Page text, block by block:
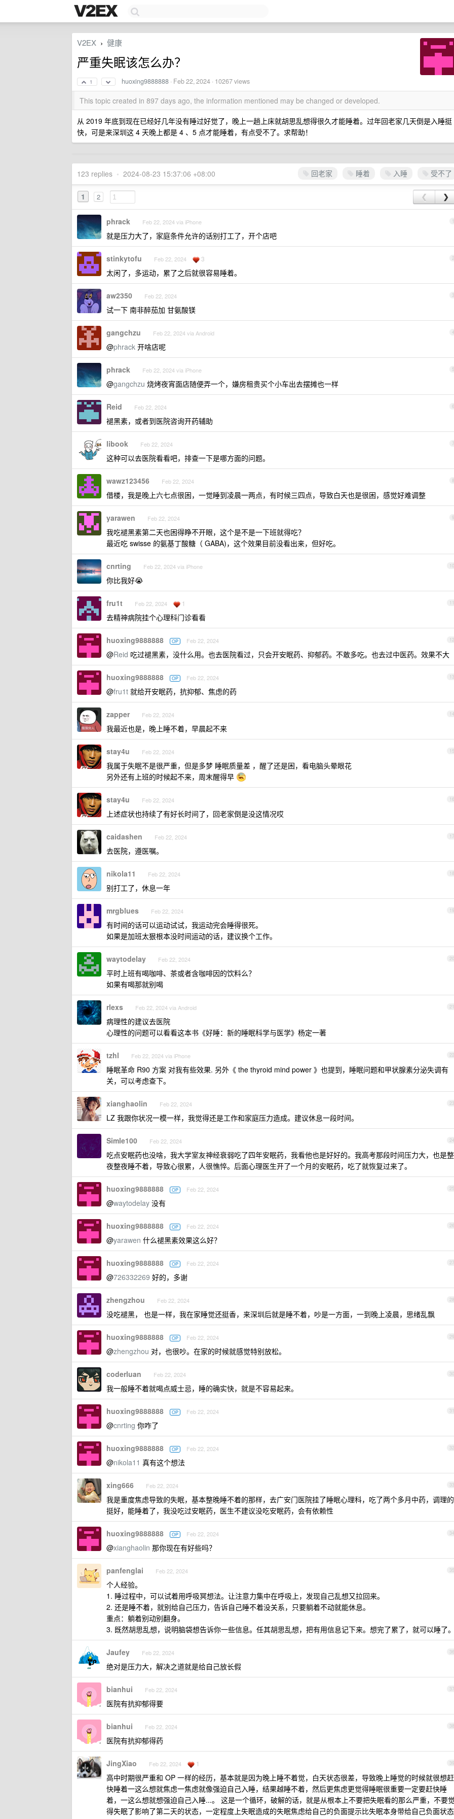
V2EX › 健康
严重失眠该怎么办？
1 huoxing9888888 · Feb 22, 2024 · 10267 views
This topic created in 897 days ago, the information mentioned may be changed or developed.
从 2019 年底到现在已经好几年没有睡过好觉了，晚上一趟上床就胡思乱想得很久才能睡着。过年回老家几天倒是入睡挺
快，可是来深圳这 4 天晚上都是 4 、5 点才能睡着，有点受不了。求帮助！
回老家 睡着 入睡 受不了
123 replies • 2024-08-23 15:37:06 +08:00
1 2 ❮ ❯
1
phrack Feb 22, 2024 via iPhone
就是压力大了，家庭条件允许的话别打工了，开个店吧
2
stinkytofu Feb 22, 2024 3
太闲了，多运动，累了之后就很容易睡着。
3
aw2350 Feb 22, 2024
试一下 南非醉茄加 甘氨酸镁
4
gangchzu Feb 22, 2024 via Android
@phrack 开啥店呢
5
phrack Feb 22, 2024 via iPhone
@gangchzu 烧烤夜宵面店随便弄一个，嫌房租贵买个小车出去摆摊也一样
6
Reid Feb 22, 2024
褪黑素，或者到医院咨询开药辅助
7
libook Feb 22, 2024
这种可以去医院看看吧，排查一下是哪方面的问题。
8
wawz123456 Feb 22, 2024
借楼，我是晚上六七点很困，一觉睡到凌晨一两点，有时候三四点，导致白天也是很困，感觉好难调整
9
yarawen Feb 22, 2024
我吃褪黑素第二天也困得睁不开眼，这个是不是一下班就得吃？
最近吃 swisse 的氨基丁酸糖（ GABA)，这个效果目前没看出来，但好吃。
10
cnrting Feb 22, 2024 via iPhone
你比我好😭
11
fru1t Feb 22, 2024 1
去精神病院挂个心理科门诊看看
12
huoxing9888888 OP Feb 22, 2024
@Reid 吃过褪黑素，没什么用。也去医院看过，只会开安眠药、抑郁药。不敢多吃。也去过中医药。效果不大
13
huoxing9888888 OP Feb 22, 2024
@fru1t 就给开安眠药，抗抑郁、焦虑的药
14
zapper Feb 22, 2024
我最近也是，晚上睡不着，早晨起不来
15
stay4u Feb 22, 2024
我属于失眠不是很严重，但是多梦 睡眠质量差 ，醒了还是困，看电脑头晕眼花
另外还有上班的时候起不来，周末醒得早
16
stay4u Feb 22, 2024
上述症状也持续了有好长时间了，回老家倒是没这情况哎
17
caidashen Feb 22, 2024
去医院，遵医嘱。
18
nikola11 Feb 22, 2024
别打工了，休息一年
19
mrgblues Feb 22, 2024
有时间的话可以运动试试，我运动完会睡得很死。
如果是加班太狠根本没时间运动的话，建议换个工作。
20
waytodelay Feb 22, 2024
平时上班有喝咖啡、茶或者含咖啡因的饮料么？
如果有喝那就别喝
21
rlexs Feb 22, 2024 via Android
病理性的建议去医院
心理性的问题可以看看这本书《好睡：新的睡眠科学与医学》杨定一著
22
tzhl Feb 22, 2024 via iPhone
睡眠革命 R90 方案 对我有些效果. 另外《 the thyroid mind power 》也提到，睡眠问题和甲状腺素分泌失调有
关，可以考虑查下。
23
xianghaolin Feb 22, 2024
LZ 我跟你状况一模一样，我觉得还是工作和家庭压力造成。建议休息一段时间。
24
Simle100 Feb 22, 2024
吃点安眠药也没啥，我大学室友神经衰弱吃了四年安眠药，我看他也是好好的。我高考那段时间压力大，也是整
夜整夜睡不着，导致心很累，人很憔悴。后面心理医生开了一个月的安眠药，吃了就恢复过来了。
25
huoxing9888888 OP Feb 22, 2024
@waytodelay 没有
26
huoxing9888888 OP Feb 22, 2024
@yarawen 什么褪黑素效果这么好？
27
huoxing9888888 OP Feb 22, 2024
@726332269 好的，多谢
28
zhengzhou Feb 22, 2024
没吃褪黑， 也是一样，我在家睡觉还挺香，来深圳后就是睡不着，吵是一方面，一到晚上凌晨，思绪乱飘
29
huoxing9888888 OP Feb 22, 2024
@zhengzhou 对，也很吵。在家的时候就感觉特别放松。
30
coderluan Feb 22, 2024
我一般睡不着就喝点威士忌，睡的确实快，就是不容易起来。
31
huoxing9888888 OP Feb 22, 2024
@cnrting 你咋了
32
huoxing9888888 OP Feb 22, 2024
@nikola11 真有这个想法
33
xing666 Feb 22, 2024
我是重度焦虑导致的失眠，基本整晚睡不着的那样，去广安门医院挂了睡眠心理科，吃了两个多月中药，调理的
挺好，能睡着了，我没吃过安眠药，医生不建议没吃安眠药，会有依赖性
34
huoxing9888888 OP Feb 22, 2024
@xianghaolin 那你现在有好些吗？
35
panfenglai Feb 22, 2024
个人经验。
1. 睡过程中，可以试着用呼吸冥想法。让注意力集中在呼吸上，发现自己乱想又拉回来。
2. 还是睡不着，就别给自己压力，告诉自己睡不着没关系，只要躺着不动就能休息。
重点：躺着别动别翻身。
3. 既然胡思乱想，说明脑袋想告诉你一些信息。任其胡思乱想，把有用信息记下来。想完了累了，就可以睡了。
36
Jaufey Feb 22, 2024
绝对是压力大，解决之道就是给自己放长假
37
bianhui Feb 22, 2024
医院有抗抑郁得要
38
bianhui Feb 22, 2024
医院有抗抑郁得药
39
JingXiao Feb 22, 2024 1
高中时期很严重和 OP 一样的经历，基本就是因为晚上睡不着觉，白天状态很差，导致晚上睡觉的时候就很想赶
快睡着一这么想就焦虑一焦虑就像强迫自己入睡，结果越睡不着，然后更焦虑更觉得睡眠很重要一定要赶快睡
着，一这么想就想强迫自己入睡...。 这是一个循环，破解的话，就是从根本上不要把失眠看的那么严重，不要觉
得失眠了影响了第二天的状态，一定程度上失眠造成的失眠焦虑给自己的负面提示比失眠本身带给自己负面状态